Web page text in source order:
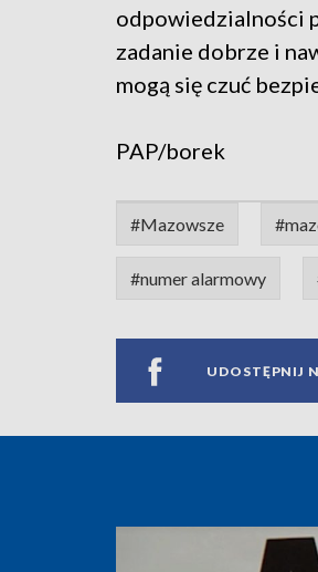
odpowiedzialności
zadanie dobrze i
mogą się czuć
PAP/borek
#Mazowsze
#numer alarmowy
UDOSTĘPNIJ